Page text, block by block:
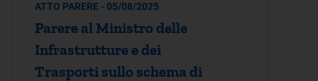
ATTO PARERE - 05/08/2025
Parere al Ministro delle
Infrastrutture e dei
Trasporti sullo schema di